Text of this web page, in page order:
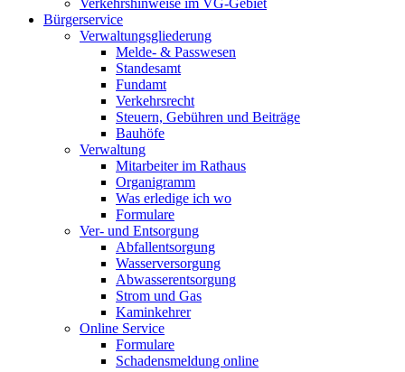
Verkehrshinweise im VG-Gebiet
Bürgerservice
Verwaltungsgliederung
Melde- & Passwesen
Standesamt
Fundamt
Verkehrsrecht
Steuern, Gebühren und Beiträge
Bauhöfe
Verwaltung
Mitarbeiter im Rathaus
Organigramm
Was erledige ich wo
Formulare
Ver- und Entsorgung
Abfallentsorgung
Wasserversorgung
Abwasserentsorgung
Strom und Gas
Kaminkehrer
Online Service
Formulare
Schadensmeldung online